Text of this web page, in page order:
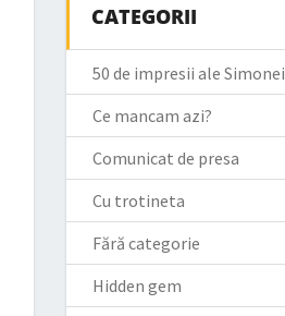
CATEGORII
50 de impresii ale Simonei
Ce mancam azi?
Comunicat de presa
Cu trotineta
Fără categorie
Hidden gem